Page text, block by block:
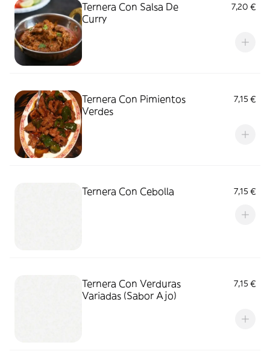
Ternera Con Salsa De
Curry
7,20 €
Ternera Con Pimientos
Verdes
7,15 €
Ternera Con Cebolla 7,15 €
Ternera Con Verduras
Variadas (Sabor Ajo)
7,15 €